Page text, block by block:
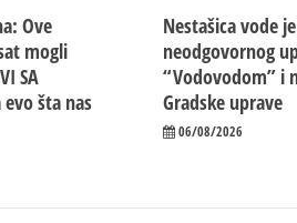
Ove
mogli
SA
evo šta nas
Nestašica vode
neodgovornog
“Vodovodom” i
Gradske uprave
06/08/2026